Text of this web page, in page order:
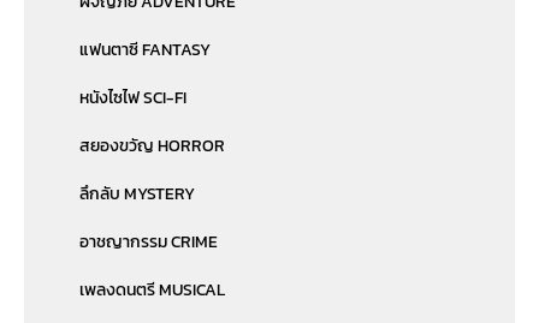
แฟนตาซี FANTASY
หนังไซไฟ SCI-FI
สยองขวัญ HORROR
ลึกลับ MYSTERY
อาชญากรรม CRIME
เพลงดนตรี MUSICAL